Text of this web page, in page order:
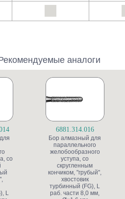
аналоги
со
L
6881.314.016
Бор алмазный для
параллельного
желобообразного
уступа, со
скругленным
кончиком, "грубый",
хвостовик
турбинный (FG), L
раб. части 8,0 мм,